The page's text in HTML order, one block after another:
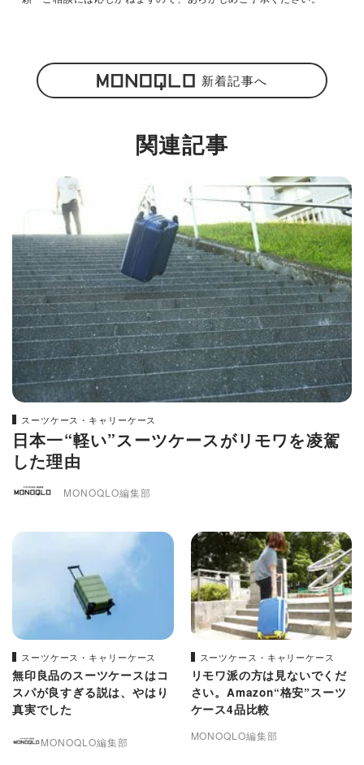
新着記事へ
関連記事
スーツケース・キャリーケース
日本一“軽い”スーツケースがリモワを凌駕
した理由
MONOQLO編集部
スーツケース・キャリーケース
無印良品のスーツケースはコ
スパが良すぎる説は、やはり
真実でした
MONOQLO編集部
スーツケース・キャリーケース
リモワ派の方は見ないでくだ
さい。Amazon“格安”スーツ
ケース4品比較
MONOQLO編集部